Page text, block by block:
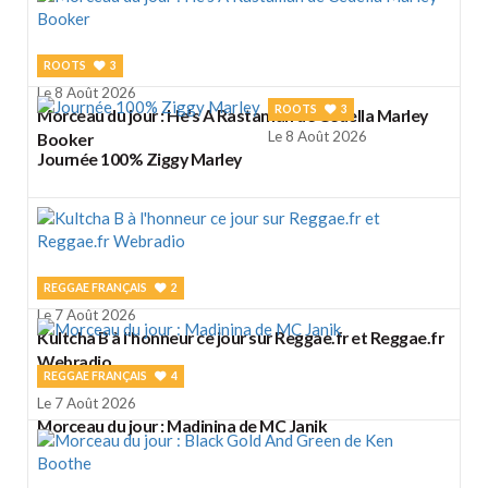
ROOTS 3
Le 8 Août 2026
Morceau du jour : He's A Rastaman de Cedella Marley
Booker
ROOTS 3
Le 8 Août 2026
Journée 100% Ziggy Marley
REGGAE FRANÇAIS 2
Le 7 Août 2026
Kultcha B à l'honneur ce jour sur Reggae.fr et Reggae.fr
Webradio
REGGAE FRANÇAIS 4
Le 7 Août 2026
Morceau du jour : Madinina de MC Janik